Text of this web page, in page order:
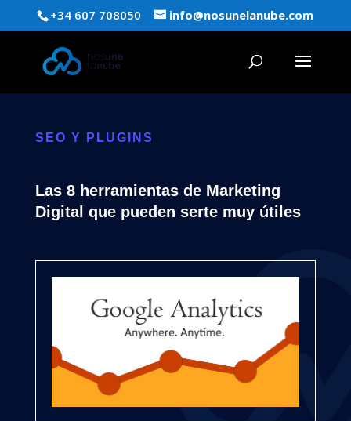
+34 607 708050 info@nosunelanube.com
SEO Y PLUGINS
Las 8 herramientas de Marketing
Digital que pueden serte muy útiles